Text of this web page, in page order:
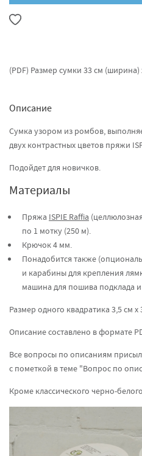
(PDF) Размер сумки 33 см (ширина)
Описание
Сумка узором из ромбов,
двух контрастных цветов пряжи
Подойдет для новичков.
Материалы
Пряжа ISPIE Raffia
по 1 мотку (250 м).
Крючок 4 мм.
Понадобится также
и карабины для крепления
машина для пошива подклада
Размер одного квадратика 3,5 см х
Описание составлено в формате
Все вопросы по описаниям
c пометкой в теме "Вопрос по
Кроме классического черно-